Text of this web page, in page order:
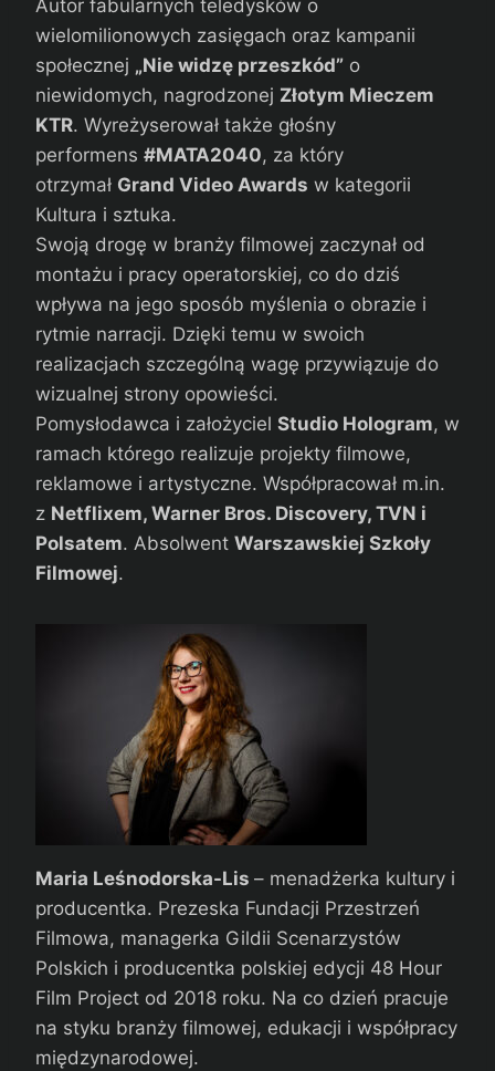
Autor fabularnych teledysków o
wielomilionowych zasięgach oraz kampanii
społecznej „Nie widzę przeszkód” o
niewidomych, nagrodzonej Złotym Mieczem
KTR. Wyreżyserował także głośny
performens #MATA2040, za który
otrzymał Grand Video Awards w kategorii
Kultura i sztuka.
Swoją drogę w branży filmowej zaczynał od
montażu i pracy operatorskiej, co do dziś
wpływa na jego sposób myślenia o obrazie i
rytmie narracji. Dzięki temu w swoich
realizacjach szczególną wagę przywiązuje do
wizualnej strony opowieści.
Pomysłodawca i założyciel Studio Hologram, w
ramach którego realizuje projekty filmowe,
reklamowe i artystyczne. Współpracował m.in.
z Netflixem, Warner Bros. Discovery, TVN i
Polsatem. Absolwent Warszawskiej Szkoły
Filmowej.
Maria Leśnodorska-Lis – menadżerka kultury i
producentka. Prezeska Fundacji Przestrzeń
Filmowa, managerka Gildii Scenarzystów
Polskich i producentka polskiej edycji 48 Hour
Film Project od 2018 roku. Na co dzień pracuje
na styku branży filmowej, edukacji i współpracy
międzynarodowej.